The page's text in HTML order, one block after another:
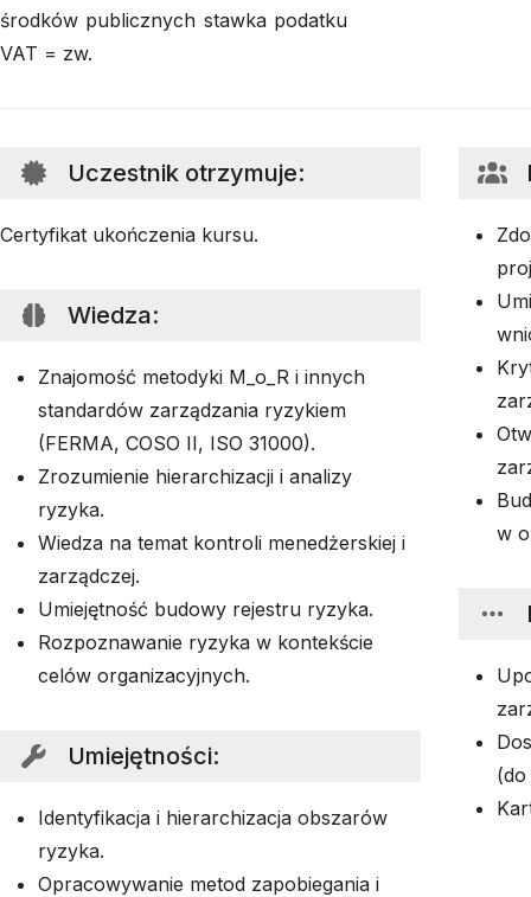
środków publicznych stawka podatku
VAT = zw.
Uczestnik otrzymuje:
Certyfikat ukończenia kursu.
Wiedza:
Znajomość metodyki M_o_R i innych
standardów zarządzania ryzykiem
(FERMA, COSO II, ISO 31000).
Zrozumienie hierarchizacji i analizy
ryzyka.
Wiedza na temat kontroli menedżerskiej i
zarządczej.
Umiejętność budowy rejestru ryzyka.
Rozpoznawanie ryzyka w kontekście
celów organizacyjnych.
Umiejętności:
Identyfikacja i hierarchizacja obszarów
ryzyka.
Opracowywanie metod zapobiegania i
w